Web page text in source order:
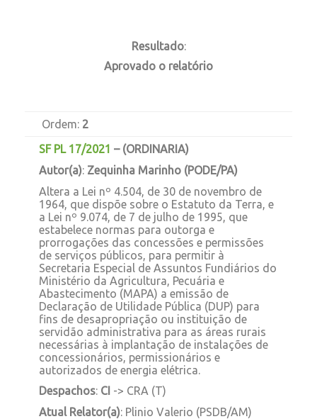
Resultado:
Aprovado o relatório
Ordem: 2
SF PL 17/2021 – (ORDINARIA)
Autor(a): Zequinha Marinho (PODE/PA)
Altera a Lei nº 4.504, de 30 de novembro de
1964, que dispõe sobre o Estatuto da Terra, e
a Lei nº 9.074, de 7 de julho de 1995, que
estabelece normas para outorga e
prorrogações das concessões e permissões
de serviços públicos, para permitir à
Secretaria Especial de Assuntos Fundiários do
Ministério da Agricultura, Pecuária e
Abastecimento (MAPA) a emissão de
Declaração de Utilidade Pública (DUP) para
fins de desapropriação ou instituição de
servidão administrativa para as áreas rurais
necessárias à implantação de instalações de
concessionários, permissionários e
autorizados de energia elétrica.
Despachos: CI -> CRA (T)
Atual Relator(a): Plinio Valerio (PSDB/AM)